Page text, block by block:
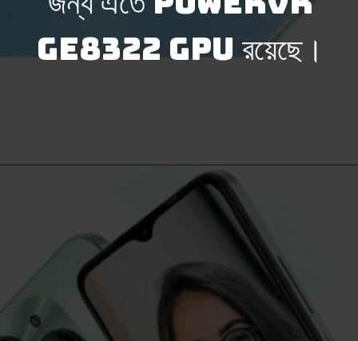
GE8322 GPU রয়েছে।